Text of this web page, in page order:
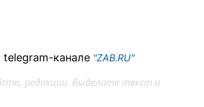
канале "ZAB.RU"
редакции. Выделите текст и